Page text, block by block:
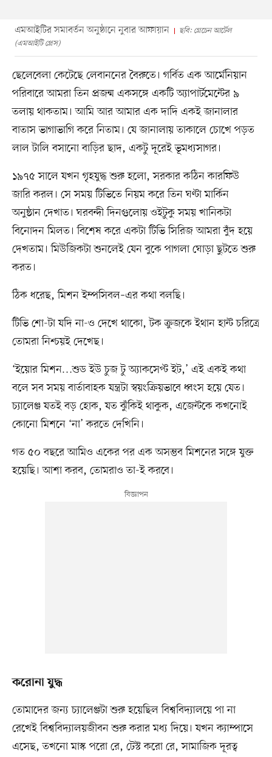
এমআইটির সমাবর্তন অনুষ্ঠানে নুবার আফায়ান
ছবি: গ্রেচেন আর্টেল
(এমআইটি প্রেস)
ছেলেবেলা কেটেছে লেবাননের বৈরুতে। গর্বিত এক আর্মেনিয়ান
পরিবারে আমরা তিন প্রজন্ম একসঙ্গে একটি অ্যাপার্টমেন্টের ৯
তলায় থাকতাম। আমি আর আমার এক দাদি একই জানালার
বাতাস ভাগাভাগি করে নিতাম। যে জানালায় তাকালে চোখে পড়ত
লাল টালি বসানো বাড়ির ছাদ, একটু দূরেই ভূমধ্যসাগর।
১৯৭৫ সালে যখন গৃহযুদ্ধ শুরু হলো, সরকার কঠিন কারফিউ
জারি করল। সে সময় টিভিতে নিয়ম করে তিন ঘণ্টা মার্কিন
অনুষ্ঠান দেখাত। ঘরবন্দী দিনগুলোয় ওইটুকু সময় খানিকটা
বিনোদন মিলত। বিশেষ করে একটা টিভি সিরিজ আমরা বুঁদ হয়ে
দেখতাম। মিউজিকটা শুনলেই যেন বুকে পাগলা ঘোড়া ছুটতে শুরু
করত।
ঠিক ধরেছ, মিশন ইম্পসিবল–এর কথা বলছি।
টিভি শো-টা যদি না-ও দেখে থাকো, টক ক্রুজকে ইথান হান্ট চরিত্রে
তোমরা নিশ্চয়ই দেখেছ।
‘ইয়োর মিশন…শুড ইউ চুজ টু অ্যাকসেপ্ট ইট,’ এই একই কথা
বলে সব সময় বার্তাবাহক যন্ত্রটা স্বয়ংক্রিয়ভাবে ধ্বংস হয়ে যেত।
চ্যালেঞ্জ যতই বড় হোক, যত ঝুঁকিই থাকুক, এজেন্টকে কখনোই
কোনো মিশনে ‘না’ করতে দেখিনি।
গত ৫০ বছরে আমিও একের পর এক অসম্ভব মিশনের সঙ্গে যুক্ত
হয়েছি। আশা করব, তোমরাও তা-ই করবে।
করোনা যুদ্ধ
তোমাদের জন্য চ্যালেঞ্জটা শুরু হয়েছিল বিশ্ববিদ্যালয়ে পা না
রেখেই বিশ্ববিদ্যালয়জীবন শুরু করার মধ্য দিয়ে। যখন ক্যাম্পাসে
এসেছ, তখনো মাস্ক পরো রে, টেস্ট করো রে, সামাজিক দূরত্ব